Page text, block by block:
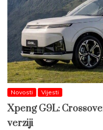
Novosti Vijesti
Xpeng G9L:
verziji